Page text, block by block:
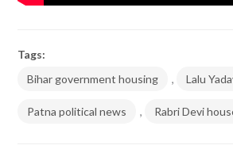
Tags:
Bihar government housing
, Lalu
Patna political news , Rabri Devi